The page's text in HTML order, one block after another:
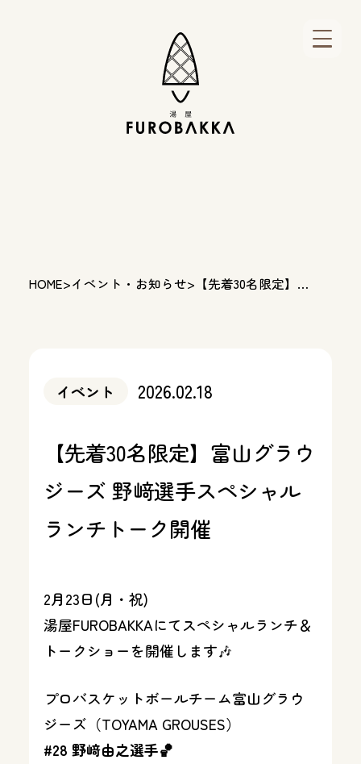
HOME>イベント・お知らせ> 【先着30名限定】富
山グラウジーズ 野﨑
イベント 2026.02.18
【先着30名限定】富山グラウ
ジーズ 野﨑選手スペシャル
ランチトーク開催
2月23日(月・祝)
湯屋FUROBAKKAにてスペシャルランチ＆
トークショーを開催します🎶
プロバスケットボールチーム富山グラウ
ジーズ（TOYAMA GROUSES）
#28 野﨑由之選手🏀